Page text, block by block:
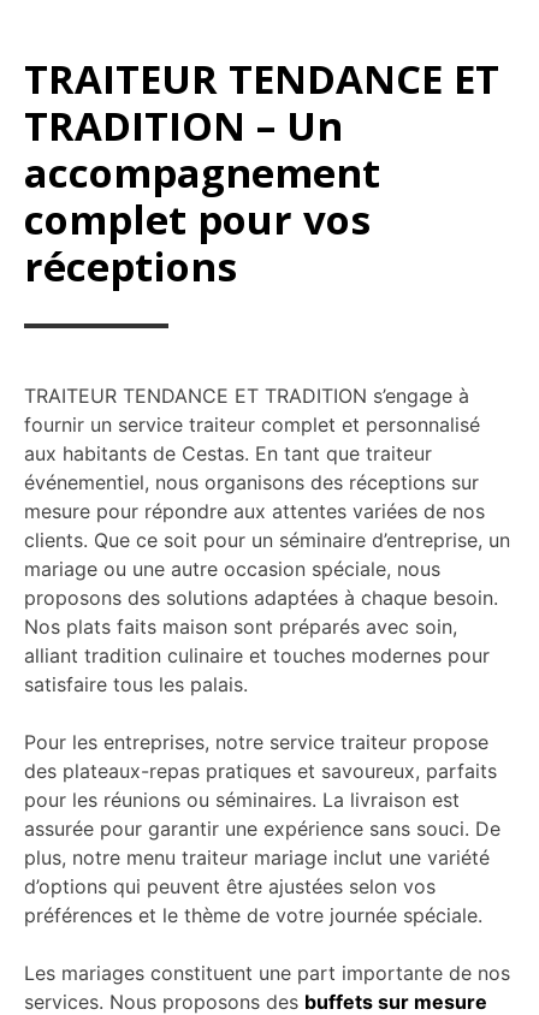
TRAITEUR TENDANCE ET
TRADITION – Un
accompagnement
complet pour vos
réceptions
TRAITEUR TENDANCE ET TRADITION s’engage à
fournir un service traiteur complet et personnalisé
aux habitants de Cestas. En tant que traiteur
événementiel, nous organisons des réceptions sur
mesure pour répondre aux attentes variées de nos
clients. Que ce soit pour un séminaire d’entreprise, un
mariage ou une autre occasion spéciale, nous
proposons des solutions adaptées à chaque besoin.
Nos plats faits maison sont préparés avec soin,
alliant tradition culinaire et touches modernes pour
satisfaire tous les palais.
Pour les entreprises, notre service traiteur propose
des plateaux-repas pratiques et savoureux, parfaits
pour les réunions ou séminaires. La livraison est
assurée pour garantir une expérience sans souci. De
plus, notre menu traiteur mariage inclut une variété
d’options qui peuvent être ajustées selon vos
préférences et le thème de votre journée spéciale.
Les mariages constituent une part importante de nos
services. Nous proposons des buffets sur mesure